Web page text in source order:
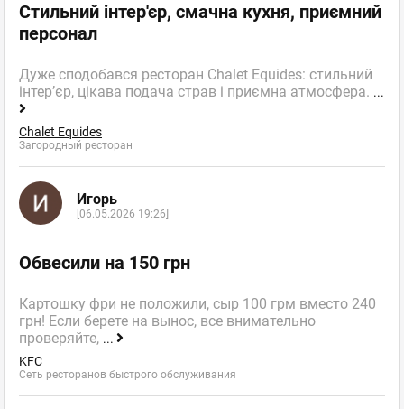
Стильний інтер'єр, смачна кухня, приємний
персонал
Дуже сподобався ресторан Chalet Equides: стильний
інтер’єр, цікава подача страв і приємна атмосфера. ...
Chalet Equides
Загородный ресторан
Игорь
[06.05.2026 19:26]
Обвесили на 150 грн
Картошку фри не положили, сыр 100 грм вместо 240
грн! Если берете на вынос, все внимательно
проверяйте, ...
KFC
Сеть ресторанов быстрого обслуживания